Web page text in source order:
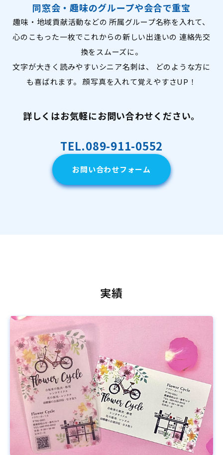
同窓会・趣味のグループや会合で重宝
趣味・地域貢献活動などの 所属グループ名称を入れて、
心のこもった一枚でこれからの新しい出逢いの 連絡先交
換をスムーズに。
文字が大きく読みやすいシニア名刺は、 どのような方に
も喜ばれます。 顔写真を入れて覚えやすさUP！
詳しくはお気軽にお問い合わせください。
TEL.089-911-0552
お問い合わせフォーム
実績